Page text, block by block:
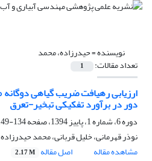
نویسنده =حیدرزاده، محمد
تعداد مقالات: 1
دور در برآورد تفکیکی تبخیر-تعرق
دوره 6، شماره 1، پاییز 1394، صفحه
134-149
نوذر قهرمانی، خلیل قربانی، محمد حیدرزاده
مشاهده مقاله
اصل مقاله 2.17 M